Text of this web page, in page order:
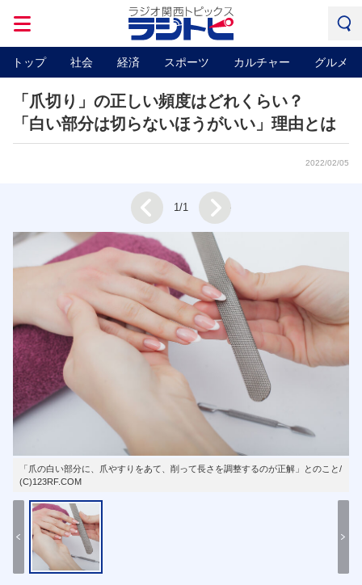
トップ 社会 経済 スポーツ カルチャー グルメ
「爪切り」の正しい頻度はどれくらい？
「白い部分は切らないほうがいい」理由とは
2022/02/05
「爪の白い部分に、爪やすりをあて、削って長さを調整するのが正解」とのこと/
(C)123RF.COM
Prev 1/1 Next